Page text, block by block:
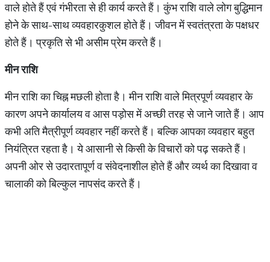
वाले होते हैं एवं गंभीरता से ही कार्य करते हैं। कुंभ राशि वाले लोग बुद्धिमान
होने के साथ-साथ व्यवहारकुशल होते हैं। जीवन में स्वतंत्रता के पक्षधर
होते हैं। प्रकृति से भी असीम प्रेम करते हैं।
मीनराशि
मीन राशि का चिह्न मछली होता है। मीन राशि वाले मित्रपूर्ण व्यवहार के
कारण अपने कार्यालय व आस पड़ोस में अच्छी तरह से जाने जाते हैं। आप
कभी अति मैत्रीपूर्ण व्यवहार नहीं करते हैं। बल्कि आपका व्यवहार बहुत
नियंत्रित रहता है। ये आसानी से किसी के विचारों को पढ़ सकते हैं।
अपनी ओर से उदारतापूर्ण व संवेदनाशील होते हैं और व्यर्थ का दिखावा व
चालाकी को बिल्कुल नापसंद करते हैं।